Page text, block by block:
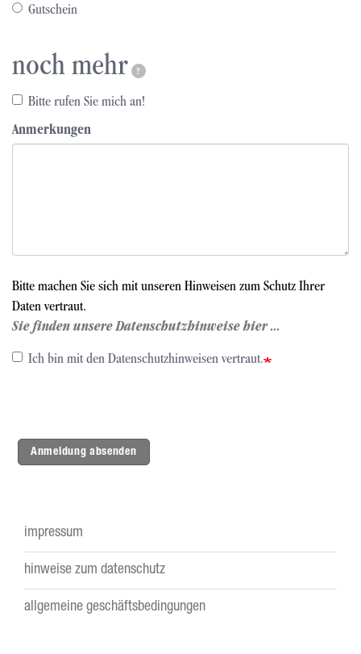
Gutschein
noch mehr ?
Bitte rufen Sie mich an!
Anmerkungen
Bitte machen Sie sich mit unseren Hinweisen zum Schutz Ihrer
Daten vertraut.
Sie finden unsere Datenschutzhinweise hier ...
Ich bin mit den Datenschutzhinweisen vertraut.
Anmeldung absenden
Footer
menu
impressum
hinweise zum datenschutz
allgemeine geschäftsbedingungen